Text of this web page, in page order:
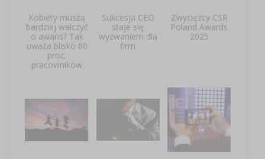
Kobiety muszą
bardziej walczyć
o awans? Tak
uważa blisko 80
proc.
pracowników
Sukcesja CEO
staje się
wyzwaniem dla
firm
Zwycięzcy CSR
Poland Awards
2025